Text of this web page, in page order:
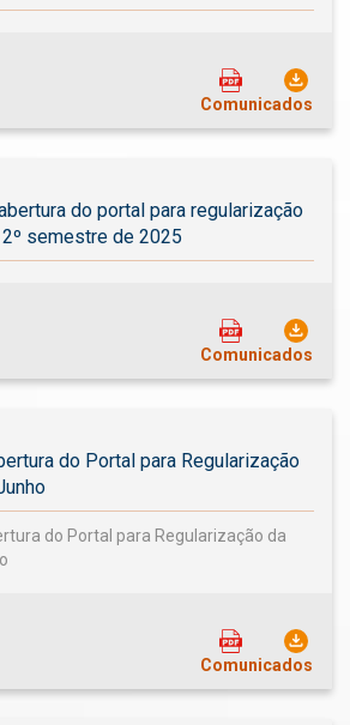
Comunicados
do portal para regularização
semestre de 2025
Comunicados
do Portal para Regularização
do Portal para Regularização da
Comunicados